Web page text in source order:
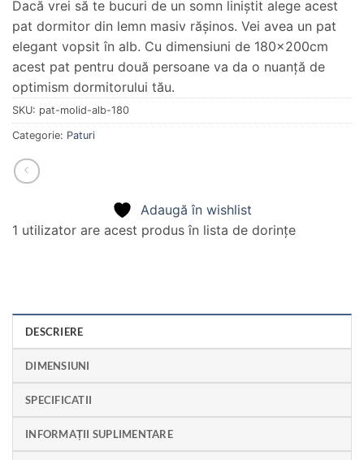
Dacă vrei să te bucuri de un somn liniştit alege acest
pat dormitor din lemn masiv răşinos. Vei avea un pat
elegant vopsit în alb. Cu dimensiuni de 180x200cm
acest pat pentru două persoane va da o nuanţă de
optimism dormitorului tău.
SKU: pat-molid-alb-180
Categorie: Paturi
Adaugă în wishlist
1 utilizator are acest produs în lista de dorințe
DESCRIERE
DIMENSIUNI
SPECIFICATII
INFORMAȚII SUPLIMENTARE